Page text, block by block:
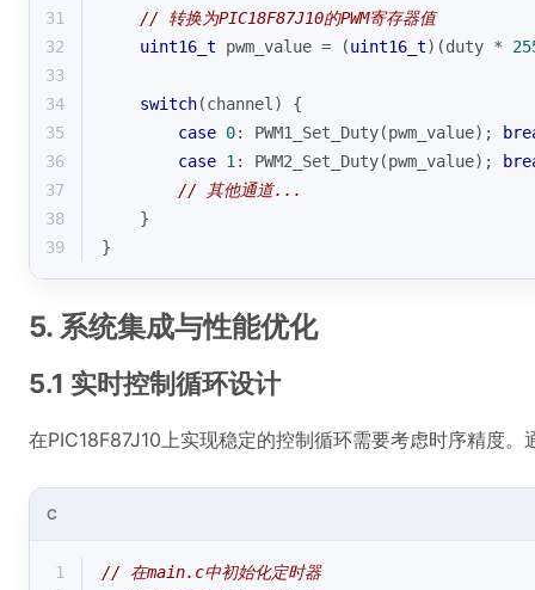
31
// 转换为PIC18F87J10的PWM寄存器值
32
uint16_t pwm_value = (uint16_t)(duty *
33
34
switch(channel) {
35
case 0: PWM1_Set_Duty(pwm_value);
36
case 1 : PWM2_Set_Duty(pwm_value);
37
// 其他通道...
38
    }
39
}
5. 系统集成与性能优化
5.1 实时控制循环设计
在PIC18F87J10上实现稳定的控制循环需要考虑时序精度
C
1
// 在main.c中初始化定时器